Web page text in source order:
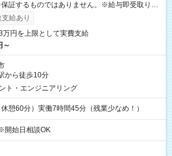
証するものではありません。※給与即受取りサ
利用条件有）
給あり
万円を上限として実費支給
～
から徒歩10分
ト・エンジニアリング
憩60分）実働7時間45分（残業少なめ！）
始日相談OK